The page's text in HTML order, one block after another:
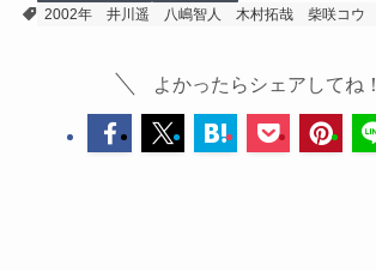
2002年
井川遥 八嶋智人 木村拓哉 柴咲コウ
よかったらシェアしてね！